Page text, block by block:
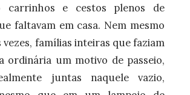
carrinhos e cestos plenos de
faltavam em casa. Nem mesmo
vezes, famílias inteiras que faziam
ordinária um motivo de passeio,
juntas naquele vazio,